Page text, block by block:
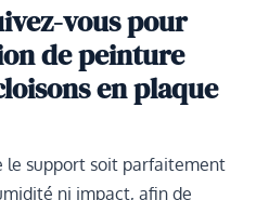
vous pour
de peinture
en plaque
le support soit parfaitement
ni impact, afin de